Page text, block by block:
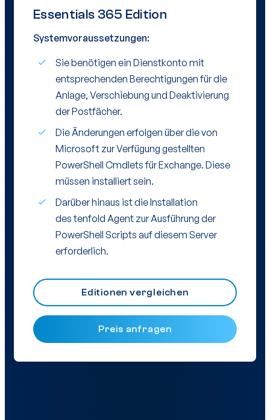
Essentials 365 Edition
Systemvoraussetzungen:
Sie benötigen ein Dienstkonto mit
entsprechenden Berechtigungen für die
Anlage, Verschiebung und Deaktivierung
der Postfächer.
Die Änderungen erfolgen über die von
Microsoft zur Verfügung gestellten
PowerShell Cmdlets für Exchange. Diese
müssen installiert sein.
Darüber hinaus ist die Installation
des tenfold Agent zur Ausführung der
PowerShell Scripts auf diesem Server
erforderlich.
Editionen vergleichen
Preis anfragen